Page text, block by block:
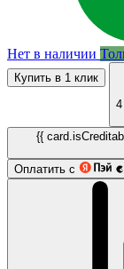
Нет в наличии
Купить в 1 клик
{{
Оплатить с